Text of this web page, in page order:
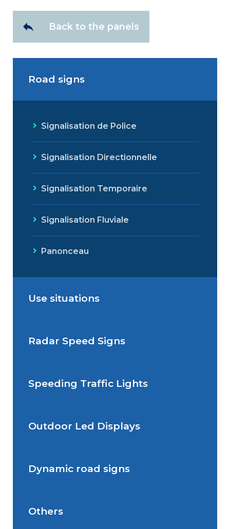
Back to the panels
Road signs
Signalisation de Police
Signalisation Directionnelle
Signalisation Temporaire
Signalisation Fluviale
Panonceau
Use situations
Situations de signalisation
Situations de signalisation
Radar Speed Signs
Radar Speed Sign
Speeding Traffic Lights
Speeding Traffic Light
Outdoor Led Displays
Outdoor Led Display
Dynamic road signs
Dynamic road signs
Others